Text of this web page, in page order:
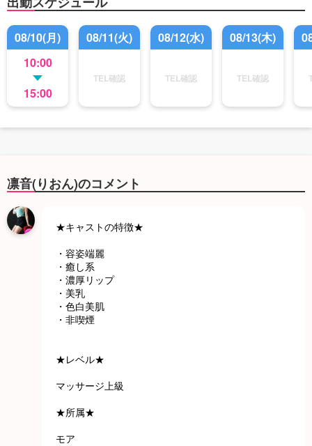
08/10(月)
10:00
15:00
08/11(火)
TEL確認
08/12(水)
TEL確認
08/13(木)
TEL確認
凛音(りおん)のコメント
★キャストの特徴★
・容姿端麗
・癒し系
・濃厚リップ
・美乳
・色白美肌
・非喫煙
★レベル★
マッサージ上級
★所属★
モア